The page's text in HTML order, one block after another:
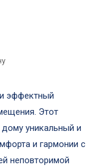
эффектный
Этот
уникальный и
и гармонии с
неповторимой